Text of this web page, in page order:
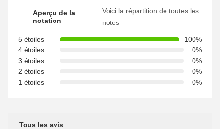
Aperçu de la
notation
Voici la répartition de toutes les
notes
5 étoiles
100%
4 étoiles
0%
3 étoiles
0%
2 étoiles
0%
1 étoiles
0%
Tous les avis